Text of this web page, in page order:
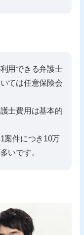
用できる弁護士
ては任意保険会
士費用は基本的
案件につき10万
いです。